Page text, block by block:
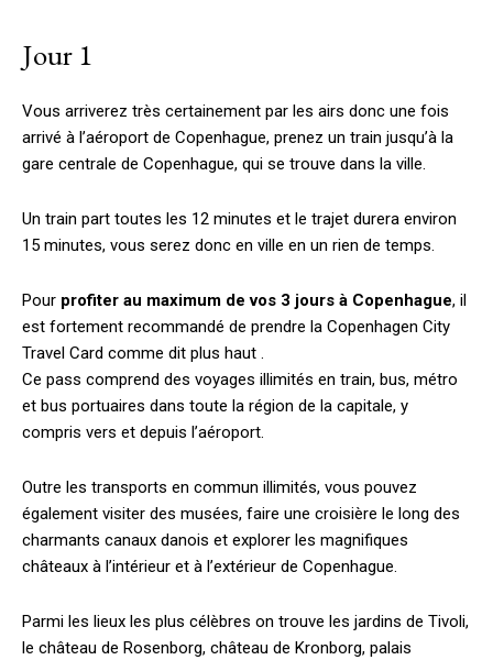
Jour 1
Vous arriverez très certainement par les airs donc une fois
arrivé à l’aéroport de Copenhague, prenez un train jusqu’à la
gare centrale de Copenhague, qui se trouve dans la ville.
Un train part toutes les 12 minutes et le trajet durera environ
15 minutes, vous serez donc en ville en un rien de temps.
Pour profiter au maximum de vos 3 jours à Copenhague, il
est fortement recommandé de prendre la Copenhagen City
Travel Card comme dit plus haut .
Ce pass comprend des voyages illimités en train, bus, métro
et bus portuaires dans toute la région de la capitale, y
compris vers et depuis l’aéroport.
Outre les transports en commun illimités, vous pouvez
également visiter des musées, faire une croisière le long des
charmants canaux danois et explorer les magnifiques
châteaux à l’intérieur et à l’extérieur de Copenhague.
Parmi les lieux les plus célèbres on trouve les jardins de Tivoli,
le château de Rosenborg, château de Kronborg, palais